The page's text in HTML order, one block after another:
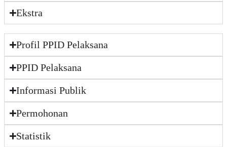
Ekstra
Profil PPID Pelaksana
PPID Pelaksana
Informasi Publik
Permohonan
Statistik